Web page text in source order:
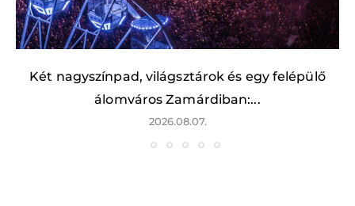
Két nagyszínpad, világsztárok és egy felépülő
álomváros Zamárdiban:...
2026.08.07.